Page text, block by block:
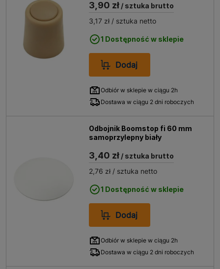
3,90 zł / sztuka brutto
3,17 zł / sztuka netto
1 Dostępność w sklepie
Dodaj
Odbiór w sklepie w ciągu 2h
Dostawa w ciągu 2 dni roboczych
Odbojnik Boomstop fi 60 mm
samoprzylepny biały
3,40 zł / sztuka brutto
2,76 zł / sztuka netto
1 Dostępność w sklepie
Dodaj
Odbiór w sklepie w ciągu 2h
Dostawa w ciągu 2 dni roboczych